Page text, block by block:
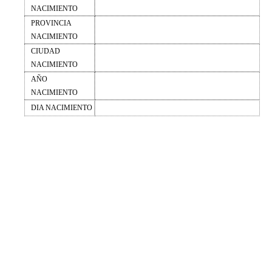
NACIMIENTO
PROVINCIA
NACIMIENTO
CIUDAD
NACIMIENTO
AÑO
NACIMIENTO
DIA NACIMIENTO